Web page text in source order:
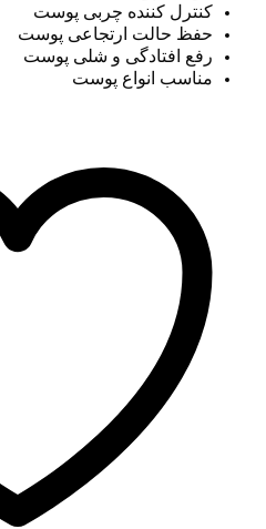
کنترل کننده چربی پوست
حفظ حالت ارتجاعی پوست
رفع افتادگی و شلی پوست
مناسب انواع پوست